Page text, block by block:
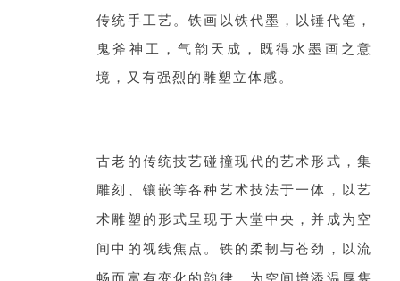
传统手工艺。铁画以铁代墨，以锤代笔，
鬼斧神工，气韵天成，既得水墨画之意
境，又有强烈的雕塑立体感。
古老的传统技艺碰撞现代的艺术形式，集
雕刻、镶嵌等各种艺术技法于一体，
以艺
术雕塑的形式呈现于大堂中央，并成为空
间中的视线焦点。铁的柔韧与苍劲，以流
畅而富有变化的韵律，为空间增添 温厚隽